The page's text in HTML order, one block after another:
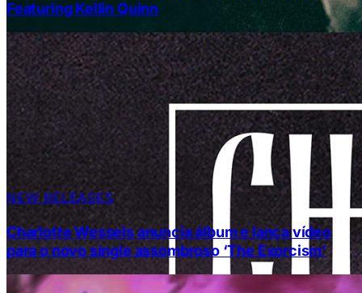
Featuring Kellin Quinn
NEW RELEASES
Charlotte Wessels anuncia álbum e lança vídeo
para o novo single assombroso ‘The Exorcism’